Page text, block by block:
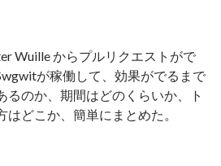
Wuille からプルリクエストがで
が稼働して、効果がでるまで
るのか、期間はどのくらいか、ト
どこか、簡単にまとめた。
での道筋まとめーステップ、所要